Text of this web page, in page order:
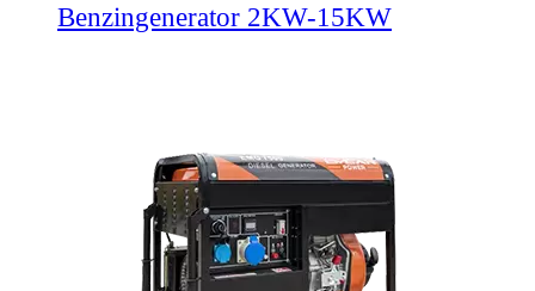
Benzingenerator 2KW-15KW